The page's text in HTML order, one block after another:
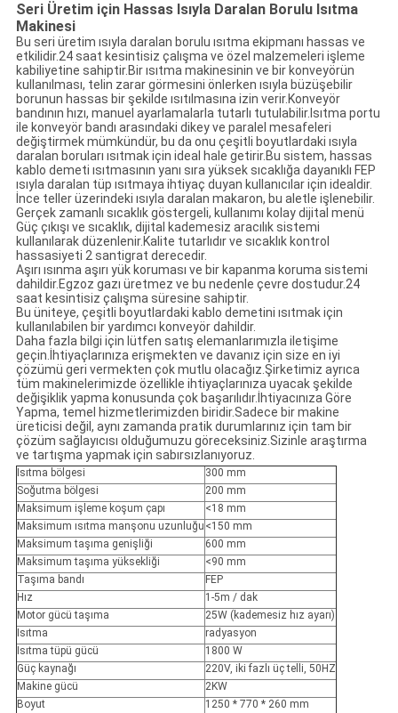
Seri Üretim için Hassas Isıyla Daralan Borulu Isıtma
Makinesi
Bu seri üretim ısıyla daralan borulu ısıtma ekipmanı hassas ve
etkilidir.24 saat kesintisiz çalışma ve özel malzemeleri işleme
kabiliyetine sahiptir.Bir ısıtma makinesinin ve bir konveyörün
kullanılması, telin zarar görmesini önlerken ısıyla büzüşebilir
borunun hassas bir şekilde ısıtılmasına izin verir.Konveyör
bandının hızı, manuel ayarlamalarla tutarlı tutulabilir.Isıtma portu
ile konveyör bandı arasındaki dikey ve paralel mesafeleri
değiştirmek mümkündür, bu da onu çeşitli boyutlardaki ısıyla
daralan boruları ısıtmak için ideal hale getirir.Bu sistem, hassas
kablo demeti ısıtmasının yanı sıra yüksek sıcaklığa dayanıklı FEP
ısıyla daralan tüp ısıtmaya ihtiyaç duyan kullanıcılar için idealdir.
İnce teller üzerindeki ısıyla daralan makaron, bu aletle işlenebilir.
Gerçek zamanlı sıcaklık göstergeli, kullanımı kolay dijital menü
Güç çıkışı ve sıcaklık, dijital kademesiz aracılık sistemi
kullanılarak düzenlenir.Kalite tutarlıdır ve sıcaklık kontrol
hassasiyeti 2 santigrat derecedir.
Aşırı ısınma aşırı yük koruması ve bir kapanma koruma sistemi
dahildir.Egzoz gazı üretmez ve bu nedenle çevre dostudur.24
saat kesintisiz çalışma süresine sahiptir.
Bu üniteye, çeşitli boyutlardaki kablo demetini ısıtmak için
kullanılabilen bir yardımcı konveyör dahildir.
Daha fazla bilgi için lütfen satış elemanlarımızla iletişime
geçin.İhtiyaçlarınıza erişmekten ve davanız için size en iyi
çözümü geri vermekten çok mutlu olacağız.Şirketimiz ayrıca
tüm makinelerimizde özellikle ihtiyaçlarınıza uyacak şekilde
değişiklik yapma konusunda çok başarılıdır.İhtiyacınıza Göre
Yapma, temel hizmetlerimizden biridir.Sadece bir makine
üreticisi değil, aynı zamanda pratik durumlarınız için tam bir
çözüm sağlayıcısı olduğumuzu göreceksiniz.Sizinle araştırma
ve tartışma yapmak için sabırsızlanıyoruz.
Isıtma bölgesi
300 mm
Soğutma bölgesi
200 mm
Maksimum işleme koşum çapı
<18 mm
Maksimum ısıtma manşonu uzunluğu <150 mm
Maksimum taşıma genişliği
600 mm
Maksimum taşıma yüksekliği
<90 mm
Taşıma bandı
FEP
Hız
1-5m / dak
Motor gücü taşıma
25W (kademesiz hız ayarı)
Isıtma
radyasyon
Isıtma tüpü gücü
1800 W
Güç kaynağı
220V, iki fazlı üç telli, 50HZ
Makine gücü
2KW
Boyut
1250 * 770 * 260 mm